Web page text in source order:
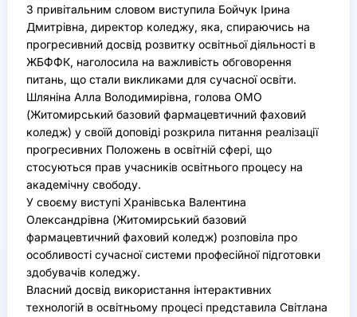
З привітальним словом виступила Бойчук Ірина
Дмитрівна, директор коледжу, яка, спираючись на
прогресивний досвід розвитку освітньої діяльності в
ЖБФФК, наголосила на важливість обговорення
питань, що стали викликами для сучасної освіти.
Шляніна Алла Володимирівна, голова ОМО
(Житомирський базовий фармацевтичний фаховий
коледж) у своїй доповіді розкрила питання реалізації
прогресивних Положень в освітній сфері, що
стосуються прав учасників освітнього процесу на
академічну свободу.
У своєму виступі Хранівська Валентина
Олександрівна (Житомирський базовий
фармацевтичний фаховий коледж) розповіла про
особливості сучасної системи професійної підготовки
здобувачів коледжу.
Власний досвід використання інтерактивних
технологій в освітньому процесі представила Світлана